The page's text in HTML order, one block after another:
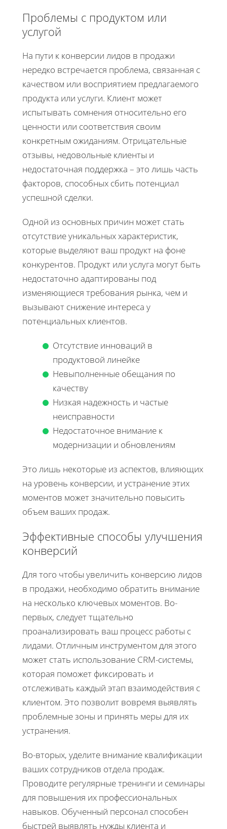
Проблемы с продуктом или
услугой
На пути к конверсии лидов в продажи
нередко встречается проблема, связанная с
качеством или восприятием предлагаемого
продукта или услуги. Клиент может
испытывать сомнения относительно его
ценности или соответствия своим
конкретным ожиданиям. Отрицательные
отзывы, недовольные клиенты и
недостаточная поддержка – это лишь часть
факторов, способных сбить потенциал
успешной сделки.
Одной из основных причин может стать
отсутствие уникальных характеристик,
которые выделяют ваш продукт на фоне
конкурентов. Продукт или услуга могут быть
недостаточно адаптированы под
изменяющиеся требования рынка, чем и
вызывают снижение интереса у
потенциальных клиентов.
Отсутствие инноваций в
продуктовой линейке
Невыполненные обещания по
качеству
Низкая надежность и частые
неисправности
Недостаточное внимание к
модернизации и обновлениям
Это лишь некоторые из аспектов, влияющих
на уровень конверсии, и устранение этих
моментов может значительно повысить
объем ваших продаж.
Эффективные способы улучшения
конверсий
Для того чтобы увеличить конверсию лидов
в продажи, необходимо обратить внимание
на несколько ключевых моментов. Во-
первых, следует тщательно
проанализировать ваш процесс работы с
лидами. Отличным инструментом для этого
может стать использование CRM-системы,
которая поможет фиксировать и
отслеживать каждый этап взаимодействия с
клиентом. Это позволит вовремя выявлять
проблемные зоны и принять меры для их
устранения.
Во-вторых, уделите внимание квалификации
ваших сотрудников отдела продаж.
Проводите регулярные тренинги и семинары
для повышения их профессиональных
навыков. Обученный персонал способен
быстрей выявлять нужды клиента и